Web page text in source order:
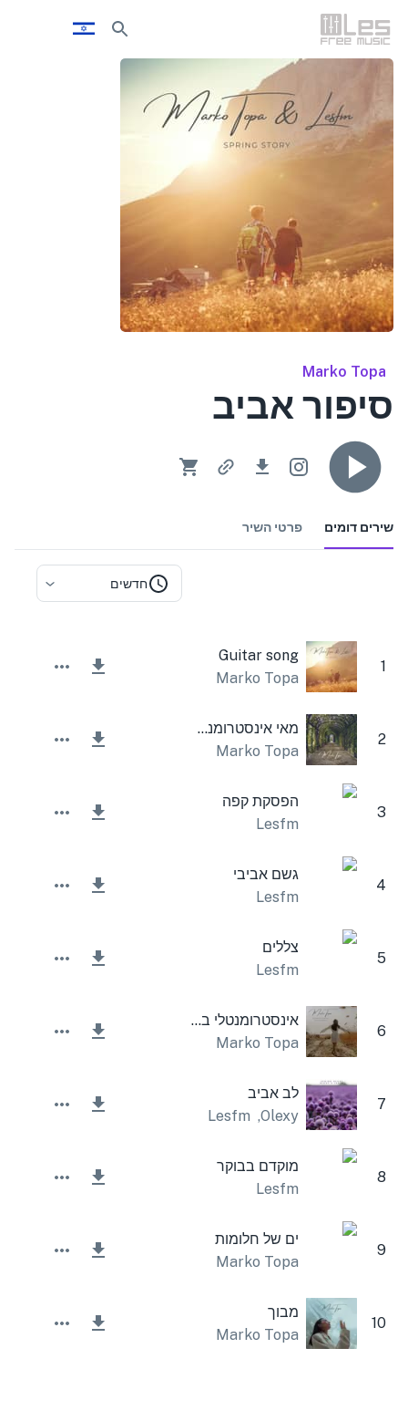
Marko Topa
סיפור אביב
שירים דומים פרטי השיר
חדשים
1
Guitar song
Marko Topa
2
מאי אינסטרומנטלית מקסימה
Marko Topa
3
הפסקת קפה
Lesfm
4
גשם אביבי
Lesfm
5
צללים
Lesfm
6
אינסטרומנטלי בערב קיץ
Marko Topa
7
לב אביב
Olexy
,
Lesfm
8
מוקדם בבוקר
Lesfm
9
ים של חלומות
Marko Topa
10
מבוך
Marko Topa